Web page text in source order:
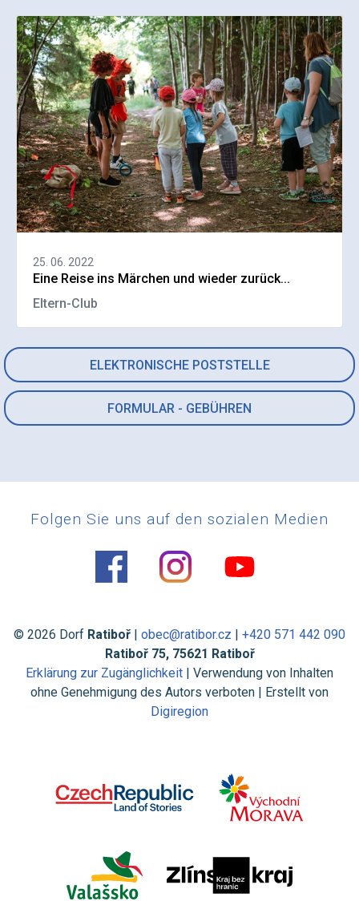
ELEKTRONISCHE POSTSTELLE
FORMULAR - GEBÜHREN
25. 06. 2022
Eine Reise ins Märchen und wieder zurück...
Eltern-Club
Folgen Sie uns auf den sozialen Medien
© 2026 Dorf Ratiboř | obec@ratibor.cz | +420 571 442 090
Ratiboř 75, 75621 Ratiboř
Erklärung zur Zugänglichkeit | Verwendung von Inhalten
ohne Genehmigung des Autors verboten | Erstellt von
Digiregion